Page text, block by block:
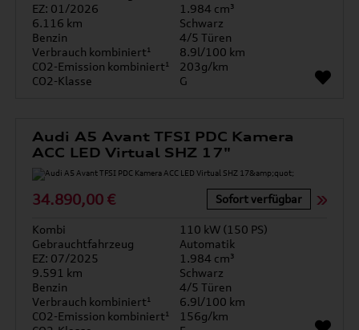
EZ: 01/2026
1.984 cm³
6.116 km
Schwarz
Benzin
4/5 Türen
Verbrauch kombiniert¹
8.9l/100 km
CO2-Emission kombiniert¹
203g/km
CO2-Klasse
G
Audi A5 Avant TFSI PDC Kamera
ACC LED Virtual SHZ 17"
34.890,00 € Sofort verfügbar
Kombi
110 kW (150 PS)
Gebrauchtfahrzeug
Automatik
EZ: 07/2025
1.984 cm³
9.591 km
Schwarz
Benzin
4/5 Türen
Verbrauch kombiniert¹
6.9l/100 km
CO2-Emission kombiniert¹
156g/km